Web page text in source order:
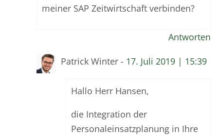
meiner SAP Zeitwirtschaft verbinden?
Antworten
Patrick Winter - 17. Juli 2019 | 15:39
Hallo Herr Hansen,
die Integration der
Personaleinsatzplanung in Ihre